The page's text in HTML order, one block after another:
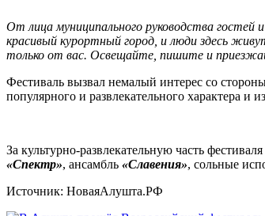
От лица муниципального руководства гостей
красивый курортный город, и люди здесь
только от вас. Освещайте, пишите и
Фестиваль вызвал немалый интерес со
популярного и развлекательного характера и
За культурно-развлекательную часть
«Спектр», ансамбль «Славения», сольные
Источник: НоваяАлушта.РФ